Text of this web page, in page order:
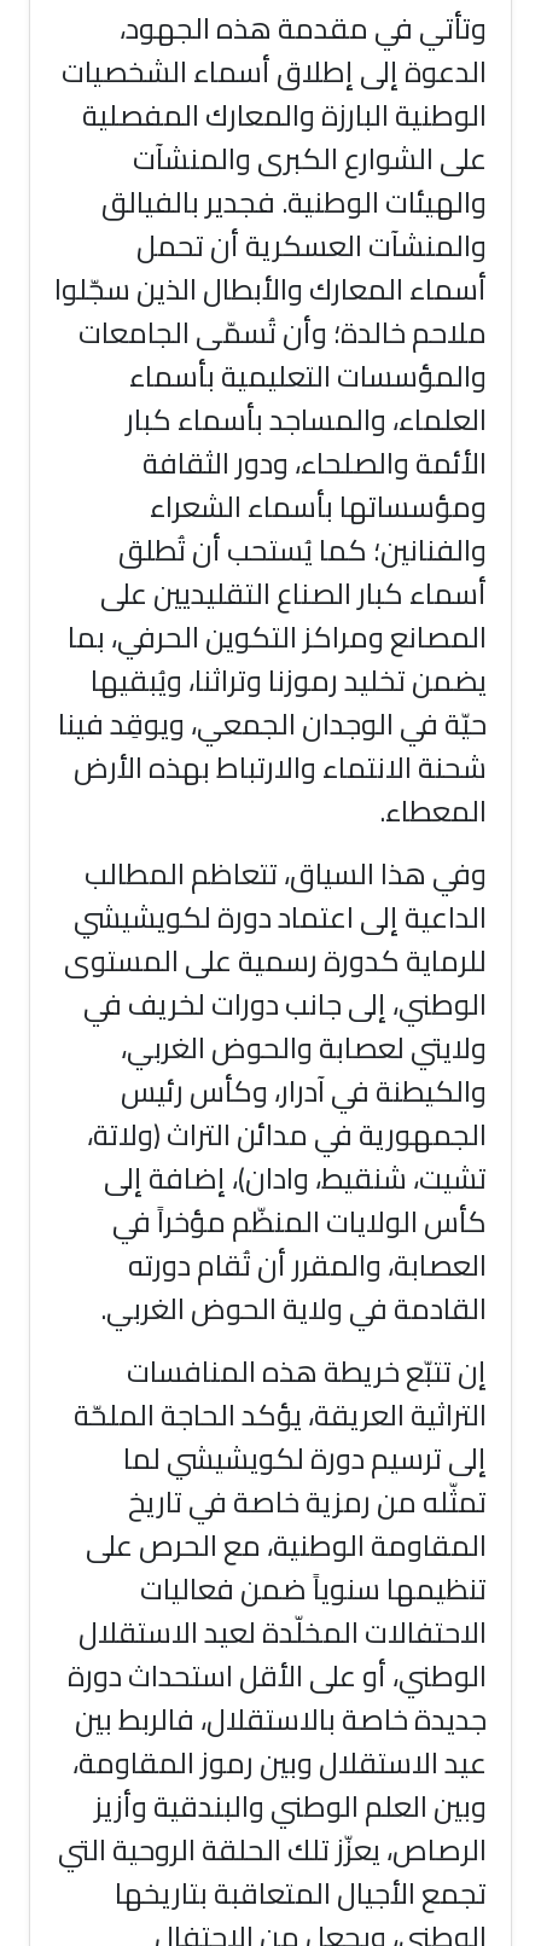
وتأتي في مقدمة هذه الجهود،
الدعوة إلى إطلاق أسماء الشخصيات
الوطنية البارزة والمعارك المفصلية
على الشوارع الكبرى والمنشآت
والهيئات الوطنية. فجدير بالفيالق
والمنشآت العسكرية أن تحمل
أسماء المعارك والأبطال الذين سجّلوا
ملاحم خالدة؛ وأن تُسمّى الجامعات
والمؤسسات التعليمية بأسماء
العلماء، والمساجد بأسماء كبار
الأئمة والصلحاء، ودور الثقافة
ومؤسساتها بأسماء الشعراء
والفنانين؛ كما يُستحب أن تُطلق
أسماء كبار الصناع التقليديين على
المصانع ومراكز التكوين الحرفي، بما
يضمن تخليد رموزنا وتراثنا، ويُبقيها
حيّة في الوجدان الجمعي، ويوقِد فينا
شحنة الانتماء والارتباط بهذه الأرض
المعطاء.
وفي هذا السياق، تتعاظم المطالب
الداعية إلى اعتماد دورة لكويشيشي
للرماية كدورة رسمية على المستوى
الوطني، إلى جانب دورات لخريف في
ولايتي لعصابة والحوض الغربي،
والكيطنة في آدرار، وكأس رئيس
الجمهورية في مدائن التراث (ولاتة،
تشيت، شنقيط، وادان)، إضافة إلى
كأس الولايات المنظّم مؤخراً في
العصابة، والمقرر أن تُقام دورته
القادمة في ولاية الحوض الغربي.
إن تتبّع خريطة هذه المنافسات
التراثية العريقة، يؤكد الحاجة الملحّة
إلى ترسيم دورة لكويشيشي لما
تمثّله من رمزية خاصة في تاريخ
المقاومة الوطنية، مع الحرص على
تنظيمها سنوياً ضمن فعاليات
الاحتفالات المخلّدة لعيد الاستقلال
الوطني، أو على الأقل استحداث دورة
جديدة خاصة بالاستقلال، فالربط بين
عيد الاستقلال وبين رموز المقاومة،
وبين العلم الوطني والبندقية وأزيز
الرصاص، يعزّز تلك الحلقة الروحية التي
تجمع الأجيال المتعاقبة بتاريخها